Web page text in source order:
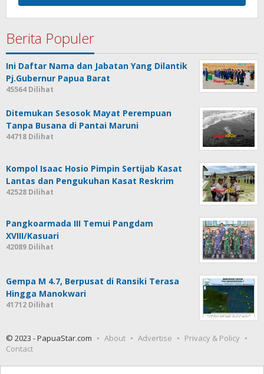
Berita Populer
Ini Daftar Nama dan Jabatan Yang Dilantik
Pj.Gubernur Papua Barat
45564 Dilihat
Ditemukan Sesosok Mayat Perempuan
Tanpa Busana di Pantai Maruni
44718 Dilihat
Kompol Isaac Hosio Pimpin Sertijab Kasat
Lantas dan Pengukuhan Kasat Reskrim
42528 Dilihat
Pangkoarmada III Temui Pangdam
XVIII/Kasuari
42089 Dilihat
Gempa M 4.7, Berpusat di Ransiki Terasa
Hingga Manokwari
41712 Dilihat
© 2023 - PapuaStar.com About Advertise
Privacy & Policy
Contact